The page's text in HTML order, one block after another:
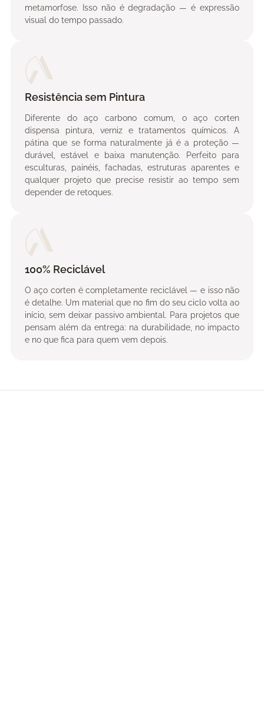
metamorfose. Isso não é degradação — é expressão
visual do tempo passado.
Resistência sem Pintura
Diferente do aço carbono comum, o aço corten
dispensa pintura, verniz e tratamentos químicos. A
pátina que se forma naturalmente já é a proteção —
durável, estável e baixa manutenção. Perfeito para
esculturas, painéis, fachadas, estruturas aparentes e
qualquer projeto que precise resistir ao tempo sem
depender de retoques.
100% Reciclável
O aço corten é completamente reciclável — e isso não
é detalhe. Um material que no fim do seu ciclo volta ao
início, sem deixar passivo ambiental. Para projetos que
pensam além da entrega: na durabilidade, no impacto
e no que fica para quem vem depois.